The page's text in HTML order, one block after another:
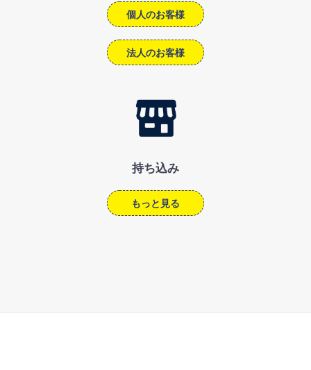
個人のお客様
法人のお客様
持ち込み
もっと見る